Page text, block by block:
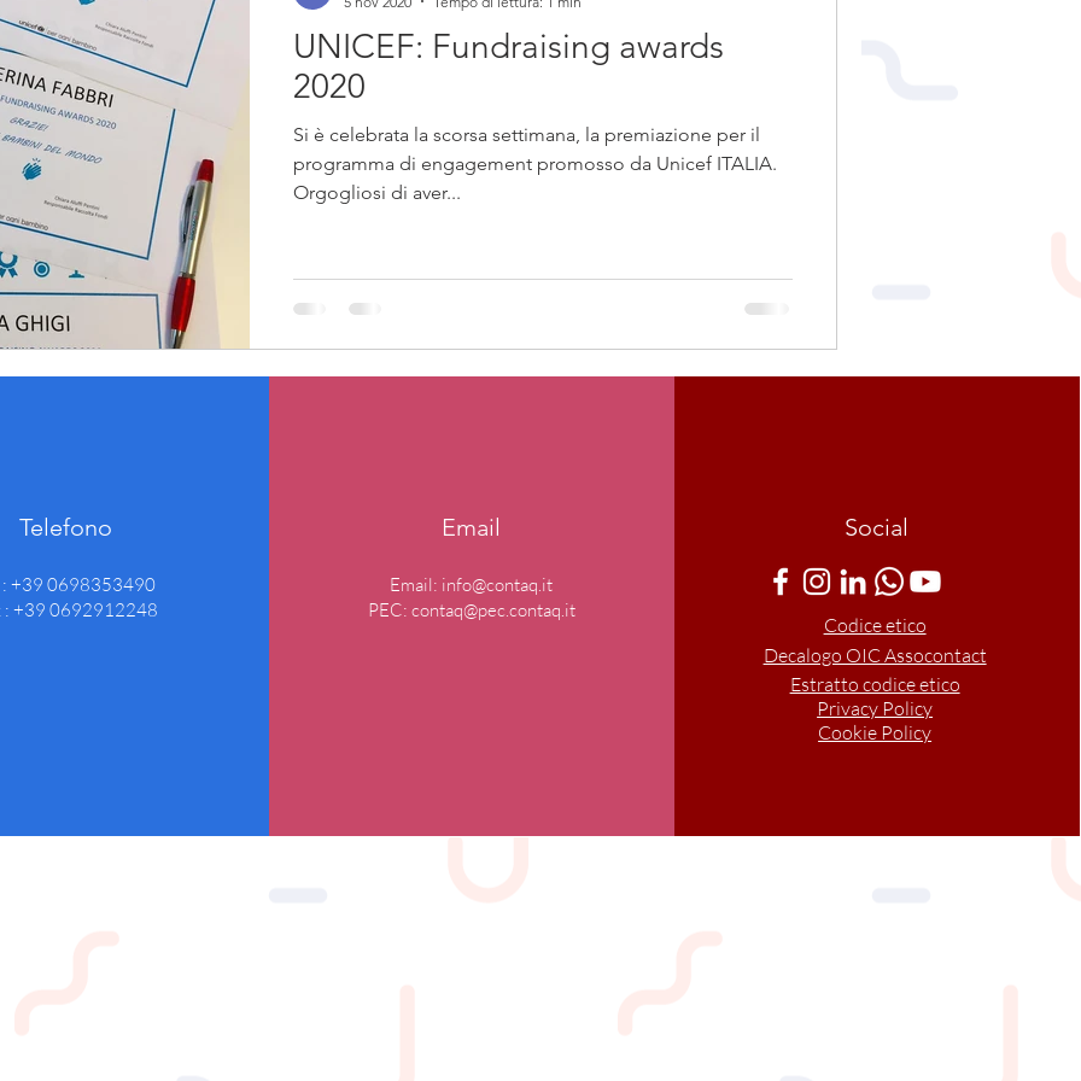
UNICEF: Fundraising awards
2020
Si è celebrata la scorsa settimana, la premiazione per il
programma di engagement promosso da Unicef ITALIA.
Orgogliosi di aver...
Telefono
: +39 0698353490
: +39 0692912248
Email
Email: info@contaq.it
PEC: contaq@pec.contaq.it
Social
Codice etico
Decalogo OIC Assocontact
Estratto codice etico
Privacy Policy
Cookie Policy